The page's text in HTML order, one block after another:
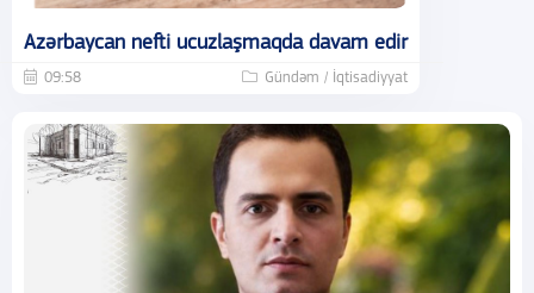
Azərbaycan nefti ucuzlaşmaqda davam edir
09:58 Gündəm / İqtisadiyyat